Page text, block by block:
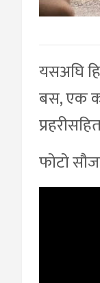
यसअघि
बस, एक
फोटो